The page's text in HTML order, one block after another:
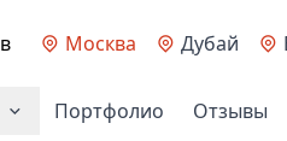
Москва Дубай
Портфолио Отзывы